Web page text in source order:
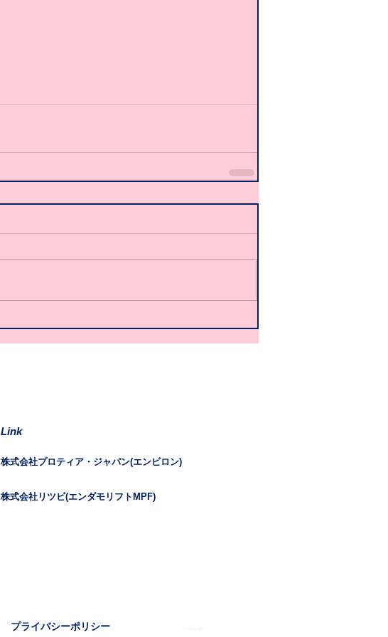
Link
株式会社プロティア・ジャパン(エンビロン)
株式会社リツビ(エンダモリフトMPF)
プライバシーポリシー